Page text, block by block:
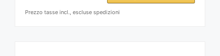
Prezzo tasse incl., escluse spedizioni